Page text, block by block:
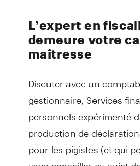
L’expert en
demeure votre
maîtresse
Discuter avec un
gestionnaire, Services
personnels expérimenté
production de
pour les pigistes (et qui
vous conseiller au sujet